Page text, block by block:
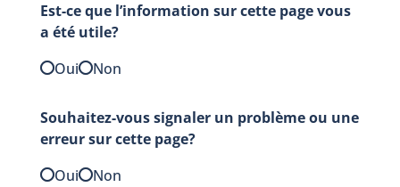
Est-ce que l’information sur cette page vous
a été utile?
Oui
Non
Souhaitez-vous signaler un problème ou une
erreur sur cette page?
Oui
Non